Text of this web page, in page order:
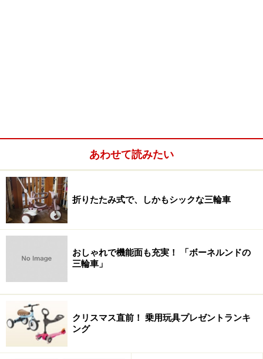
メーカーによる推奨年齢：1.5～3歳
販売元：アイデス
購入はこちらから
あわせて読みたい
折りたたみ式で、しかもシックな三輪車
おしゃれで機能面も充実！ 「ボーネルンドの
三輪車」
クリスマス直前！ 乗用玩具プレゼントランキ
ング